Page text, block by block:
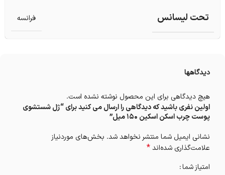
تحت لیسانس فرانسه
دیدگاهها
هیچ دیدگاهی برای این محصول نوشته نشده است.
اولین نفری باشید که دیدگاهی را ارسال می کنید برای “ژل شستشوی
پوست چرب اسکن اسکین 150 میل”
نشانی ایمیل شما منتشر نخواهد شد. بخش‌های موردنیاز
علامت‌گذاری شده‌اند*
امتیاز شما